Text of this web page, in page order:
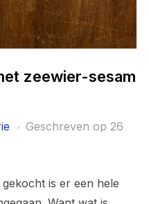
zeewier-sesam
Geschreven op 26
is er een hele